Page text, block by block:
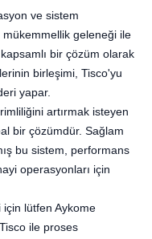
ve sistem
geleneği ile
bir çözüm olarak
birleşimi, Tisco'yu
yapar.
artırmak isteyen
bir çözümdür. Sağlam
bu sistem, performans
operasyonları için
için lütfen Aykome
ile proses